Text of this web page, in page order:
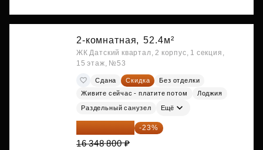
2-комнатная, 52.4м²
ЖК Датский квартал, 2 корпус, 1 секция,
15 этаж, №53
Сдана Скидка
Без отделки
Живите сейчас - платите потом
Лоджия
Раздельный санузел Ещё
12 588 576 ₽ -23%
16 348 800 ₽